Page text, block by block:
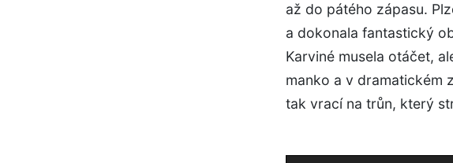
až do pátého zápasu.
a dokonala fantastický
Karviné musela otáčet,
manko a v dramatickém
tak vrací na trůn, který